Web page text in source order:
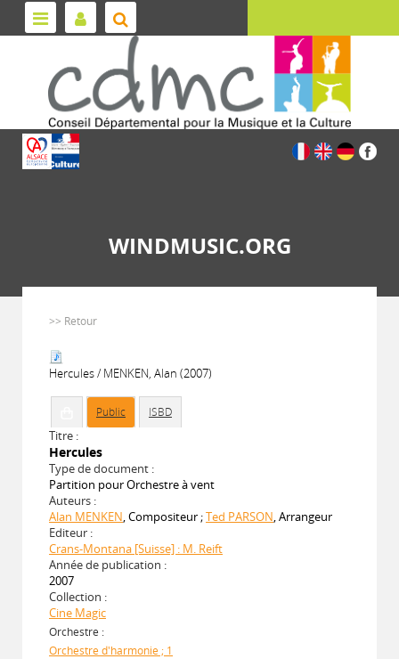
WINDMUSIC.ORG
>> Retour
Hercules / MENKEN, Alan (2007)
Public ISBD
Titre :
Hercules
Type de document :
Partition pour Orchestre à vent
Auteurs :
Alan MENKEN, Compositeur ;Ted PARSON, Arrangeur
Editeur :
Crans-Montana [Suisse] : M. Reift
Année de publication :
2007
Collection :
Cine Magic
Orchestre :
Orchestre d'harmonie ; 1